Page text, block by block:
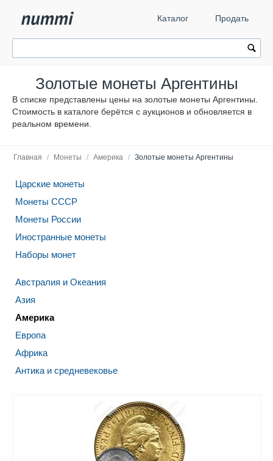
Каталог Продать
Золотые монеты Аргентины
В списке представлены цены на золотые монеты Аргентины.
Стоимость в каталоге берётся с аукционов и обновляется в
реальном времени.
Главная / Монеты / Америка / Золотые монеты Аргентины
Царские монеты
Монеты СССР
Монеты России
Иностранные монеты
Наборы монет
Австралия и Океания
Азия
Америка
Европа
Африка
Антика и средневековье